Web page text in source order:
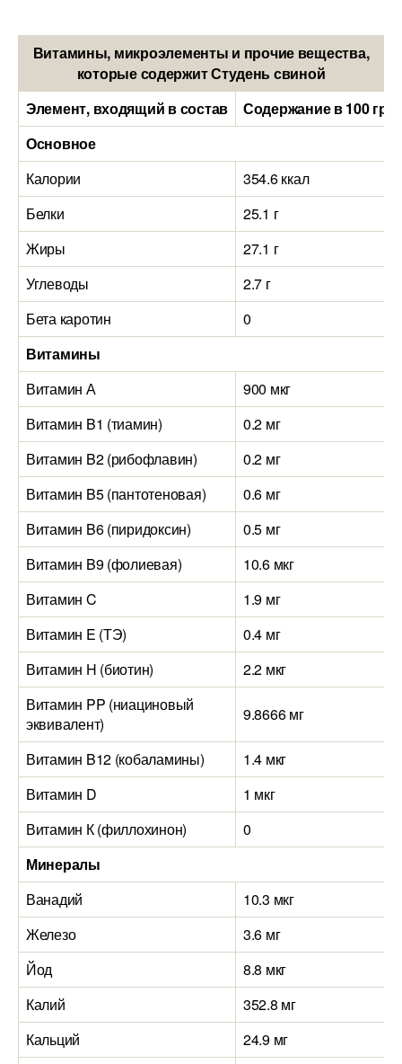
Витамины, микроэлементы и прочие вещества,
которые содержит Студень свиной
Элемент, входящий в состав
Содержание в 100
Основное
Калории
354.6 ккал
Белки
25.1 г
Жиры
27.1 г
Углеводы
2.7 г
Бета каротин
0
Витамины
Витамин А
900 мкг
Витамин B1 (тиамин)
0.2 мг
Витамин B2 (рибофлавин)
0.2 мг
Витамин B5 (пантотеновая)
0.6 мг
Витамин B6 (пиридоксин)
0.5 мг
Витамин B9 (фолиевая)
10.6 мкг
Витамин C
1.9 мг
Витамин E (ТЭ)
0.4 мг
Витамин H (биотин)
2.2 мкг
Витамин PP (ниациновый
эквивалент)
9.8666 мг
Витамин B12 (кобаламины)
1.4 мкг
Витамин D
1 мкг
Витамин К (филлохинон)
0
Минералы
Ванадий
10.3 мкг
Железо
3.6 мг
Йод
8.8 мкг
Калий
352.8 мг
Кальций
24.9 мг